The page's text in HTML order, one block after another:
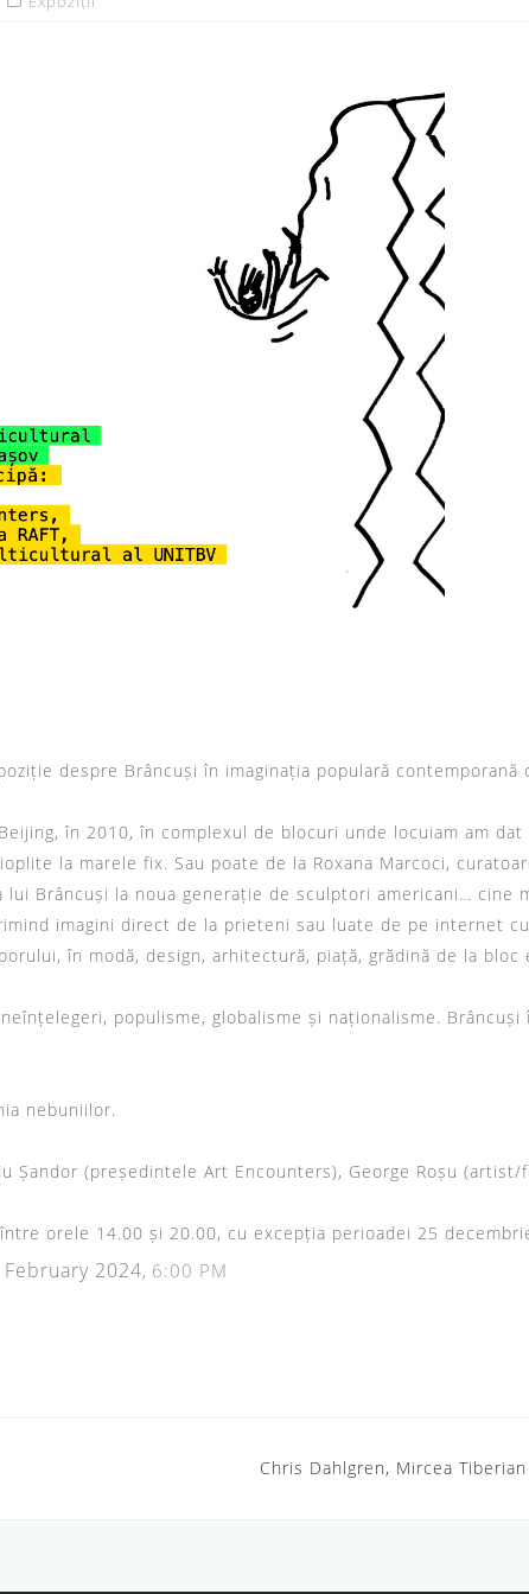
despre Brâncuși în imaginația populară
în 2010, în complexul de blocuri unde locuiam am
la marele fix. Sau poate de la Roxana Marcoci,
Brâncuși la noua generație de sculptori americani… cine
imagini direct de la prieteni sau luate de pe internet
în modă, design, arhitectură, piață, grădină de la bloc
populisme, globalisme și naționalisme. Brâncuși
nebuniilor.
Șandor (președintele Art Encounters), George Roșu (artist/
orele 14.00 și 20.00, cu excepția perioadei 25
February 2024, 6:00 PM
Chris Dahlgren, Mircea